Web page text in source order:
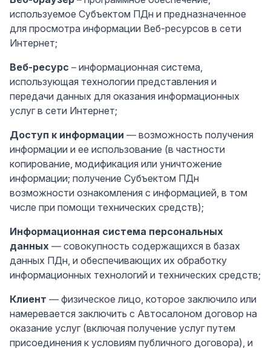
используемое Субъектом ПДн и предназначенное
для просмотра информации Веб-ресурсов в сети
Интернет;
Веб-ресурс – информационная система,
использующая технологии представления и
передачи данных для оказания информационных
услуг в сети Интернет;
Доступ к информации — возможность получения
информации и ее использование (в частности
копирование, модификация или уничтожение
информации; получение Субъектом ПДн
возможности ознакомления с информацией, в том
числе при помощи технических средств);
Информационная система персональных
данных — совокупность содержащихся в базах
данных ПДн, и обеспечивающих их обработку
информационных технологий и технических средств;
Клиент — физическое лицо, которое заключило или
намеревается заключить с Автосалоном договор на
оказание услуг (включая получение услуг путем
присоединения к условиям публичного договора), и